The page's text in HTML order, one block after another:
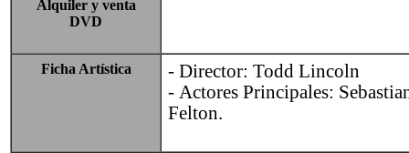
Alquiler y venta
DVD
Ficha Artística
- Director: Todd Lincoln
- Actores Principales:
Felton.